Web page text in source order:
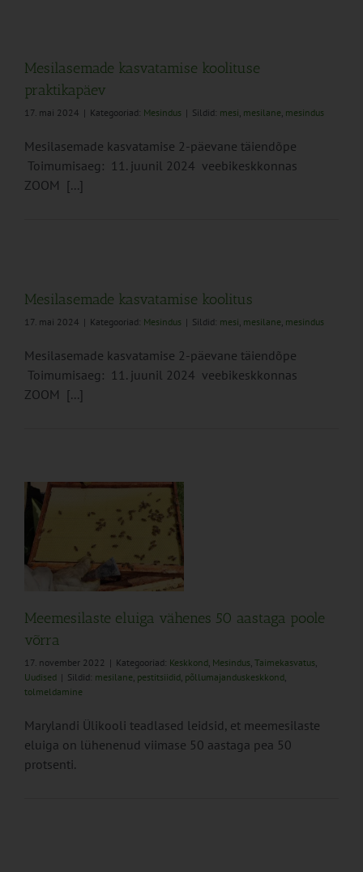
Mesilasemade kasvatamise koolituse
praktikapäev
17. mai 2024 | Kategooriad: Mesindus | Sildid: mesi, mesilane, mesindus
Mesilasemade kasvatamise 2-päevane täiendõpe
Toimumisaeg: 11. juunil 2024 veebikeskkonnas
ZOOM [...]
Mesilasemade kasvatamise koolitus
17. mai 2024 | Kategooriad: Mesindus | Sildid: mesi, mesilane, mesindus
Mesilasemade kasvatamise 2-päevane täiendõpe
Toimumisaeg: 11. juunil 2024 veebikeskkonnas
ZOOM [...]
Meemesilaste eluiga vähenes 50 aastaga poole
võrra
17. november 2022 | Kategooriad: Keskkond, Mesindus, Taimekasvatus,
Uudised | Sildid: mesilane, pestitsiidid, põllumajanduskeskkond,
tolmeldamine
Marylandi Ülikooli teadlased leidsid, et meemesilaste
eluiga on lühenenud viimase 50 aastaga pea 50
protsenti.